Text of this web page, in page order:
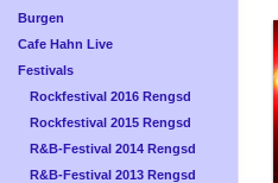
Burgen
Cafe Hahn Live
Festivals
Rockfestival 2016 Rengsd
Rockfestival 2015 Rengsd
R&B-Festival 2014 Rengsd
R&B-Festival 2013 Rengsd